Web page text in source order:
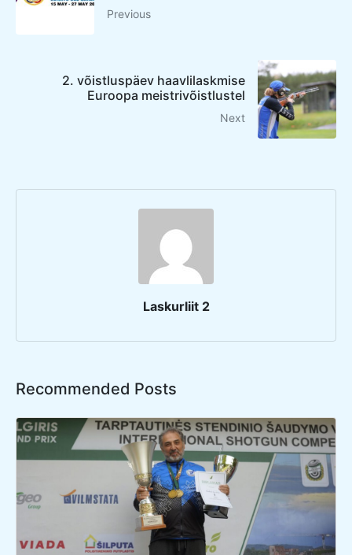
Previous
2. võistluspäev haavlilaskmise
Euroopa meistrivõistlustel
Next
Laskurliit 2
Recommended Posts